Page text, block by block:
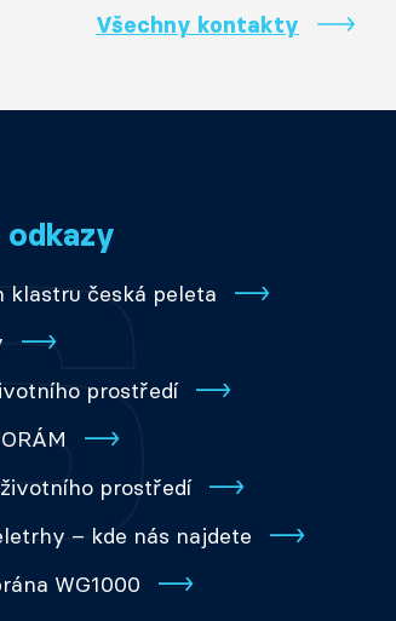
Všechny kontakty
odkazy
klastru česká peleta
prostředí
prostředí
– kde nás najdete
WG1000